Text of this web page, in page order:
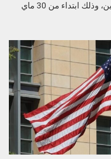
تأشيرات الزائرين غير المهاجرين، وذلك ابتداء من 30 ماي